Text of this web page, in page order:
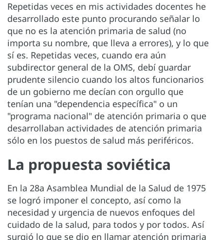
Repetidas veces en mis actividades docentes he
desarrollado este punto procurando señalar lo
que no es la atención primaria de salud (no
importa su nombre, que lleva a errores), y lo que
sí es. Repetidas veces, cuando era aún
subdirector general de la OMS, debí guardar
prudente silencio cuando los altos funcionarios
de un gobierno me decían con orgullo que
tenían una "dependencia específica" o un
"programa nacional" de atención primaria o que
desarrollaban actividades de atención primaria
sólo en los puestos de salud más periféricos.
La propuesta soviética
En la 28a Asamblea Mundial de la Salud de 1975
se logró imponer el concepto, así como la
necesidad y urgencia de nuevos enfoques del
cuidado de la salud, para todos y por todos. Así
surgió lo que se dio en llamar atención primaria